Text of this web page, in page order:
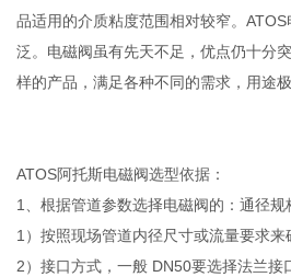
品适用的介质粘度范围相对较窄。
泛。电磁阀虽有先天不足，优点仍十分
样的产品，满足各种不同的需求，用途极
ATOS阿托斯电磁阀选型依据：
1、根据管道参数选择电磁阀的：通径
1）按照现场管道内径尺寸或流量要求来
2）接口方式，一般 DN50要选择法兰接